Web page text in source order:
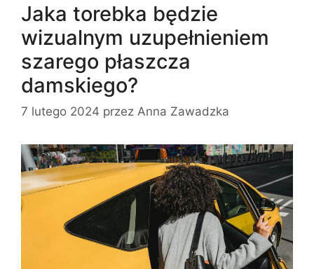
Jaka torebka będzie
wizualnym uzupełnieniem
szarego płaszcza
damskiego?
7 lutego 2024 przez Anna Zawadzka